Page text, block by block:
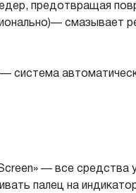
предотвращая
смазывает
cистема
Screen» — все
палец на